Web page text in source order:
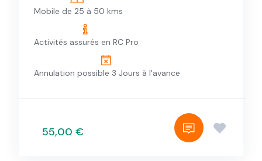
Mobile de 25 à 50 kms
Activités assurés en RC Pro
Annulation possible 3 Jours à l'avance
55,00 €